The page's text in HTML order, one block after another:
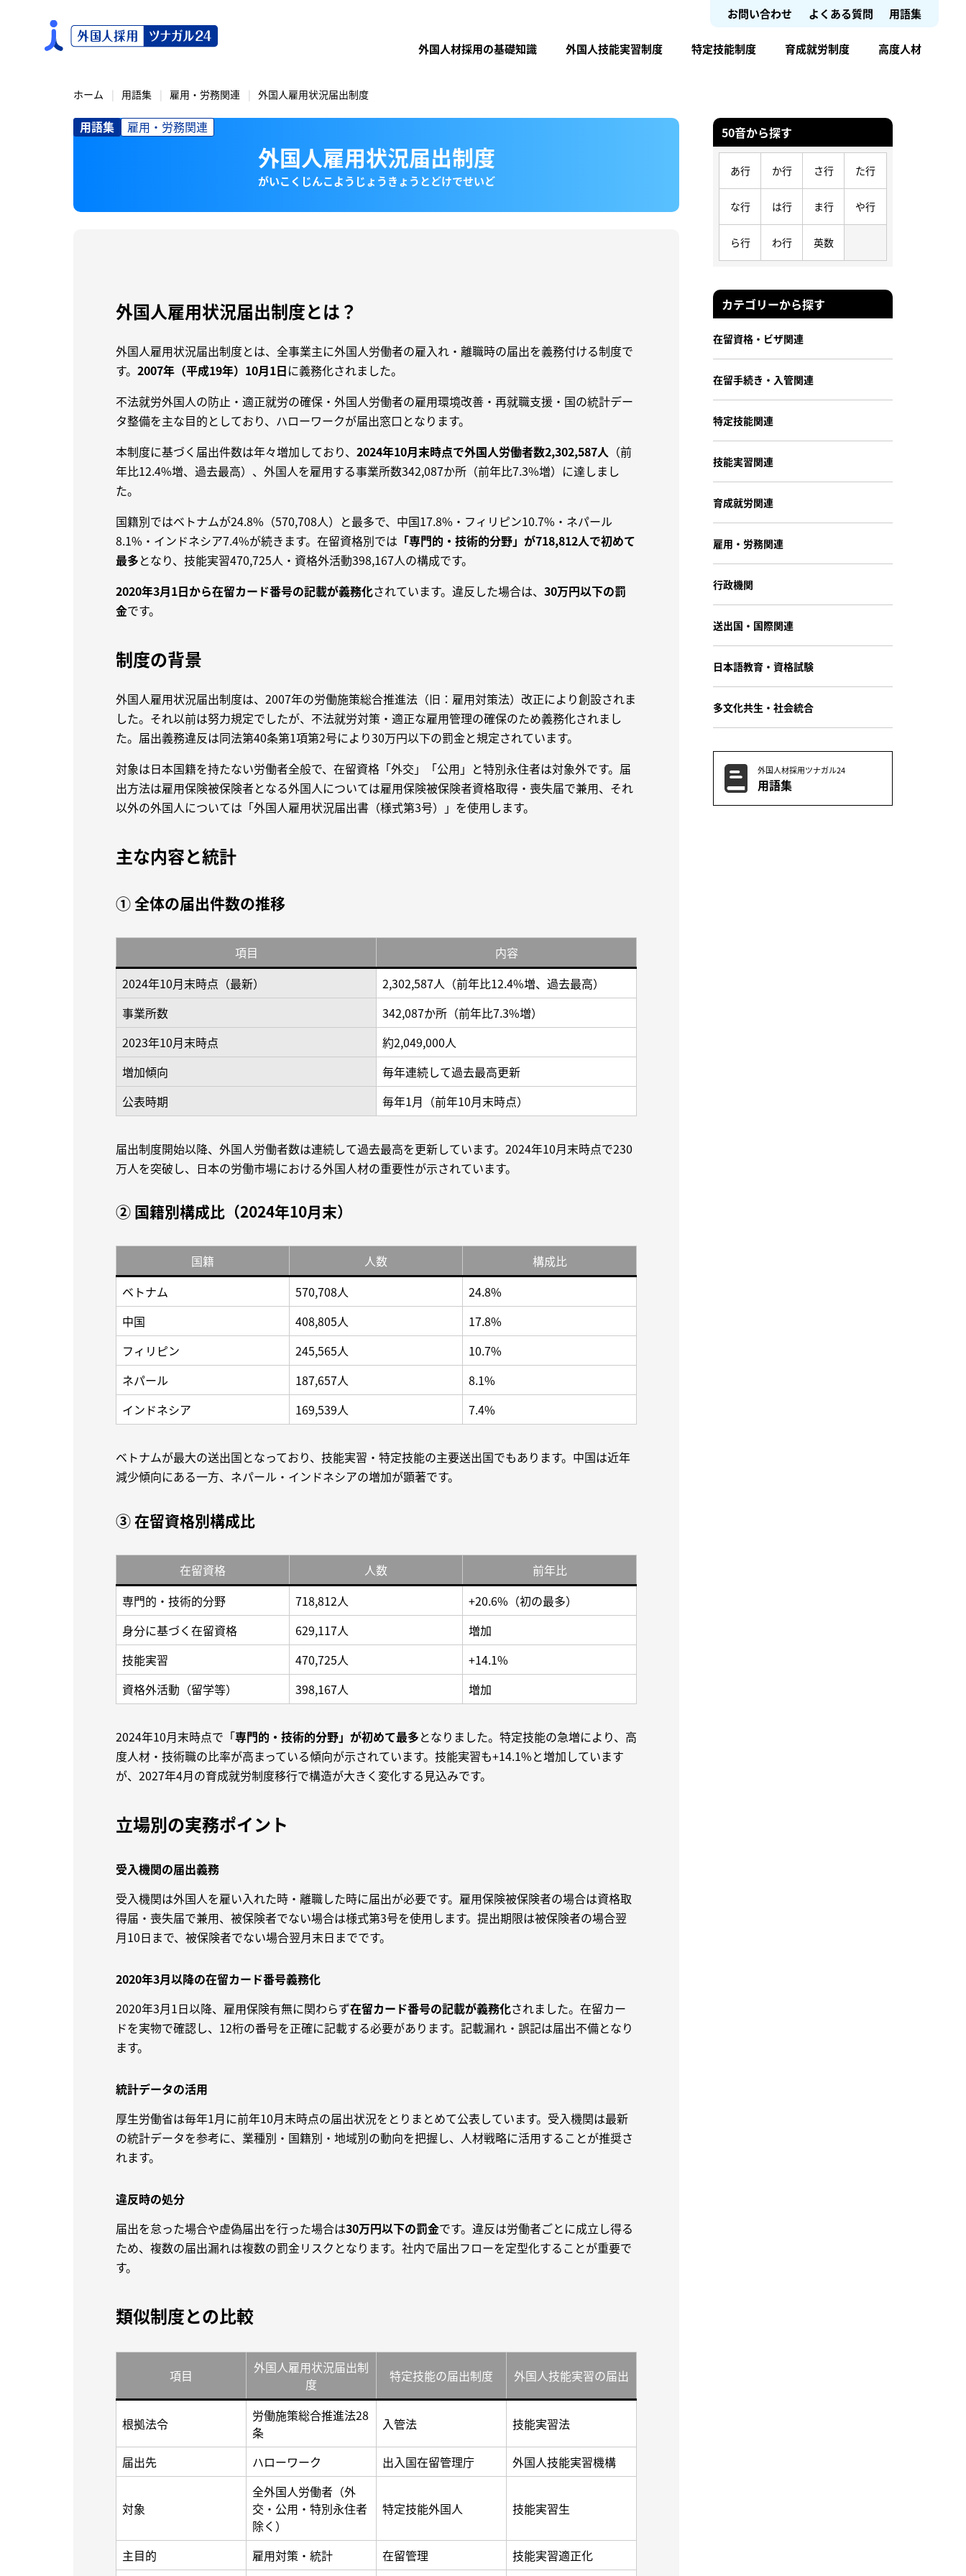
お問い合わせ よくある質問 用語集
外国人材採用の基礎知識 外国人技能実習制度 特定技能制度 育成就労制度 高度人材
ホーム 用語集 雇用・労務関連 外国人雇用状況届出制度
用語集 雇用・労務関連
外国人雇用状況届出制度
がいこくじんこようじょうきょうとどけでせいど
外国人雇用状況届出制度とは？
外国人雇用状況届出制度とは、全事業主に外国人労働者の雇入れ・離職時の届出を義務付ける制度で
す。 2007年（平成19年）10月1日に義務化されました。
不法就労外国人の防止・適正就労の確保・外国人労働者の雇用環境改善・再就職支援・国の統計デー
タ整備を主な目的としており、ハローワークが届出窓口となります。
本制度に基づく届出件数は年々増加しており、 2024年10月末時点で外国人労働者数2,302,587人 （前
年比12.4%増、過去最高）、外国人を雇用する事業所数342,087か所（前年比7.3%増）に達しまし
た。
国籍別ではベトナムが24.8%（570,708人）と最多で、中国17.8%・フィリピン10.7%・ネパール
8.1%・インドネシア7.4%が続きます。在留資格別では 「専門的・技術的分野」が718,812人で初めて
最多となり、技能実習470,725人・資格外活動398,167人の構成です。
2020年3月1日から在留カード番号の記載が義務化されています。違反した場合は、 30万円以下の罰
金です。
制度の背景
外国人雇用状況届出制度は、2007年の労働施策総合推進法（旧：雇用対策法）改正により創設されま
した。それ以前は努力規定でしたが、不法就労対策・適正な雇用管理の確保のため義務化されまし
た。届出義務違反は同法第40条第1項第2号により30万円以下の罰金と規定されています。
対象は日本国籍を持たない労働者全般で、在留資格「外交」「公用」と特別永住者は対象外です。届
出方法は雇用保険被保険者となる外国人については雇用保険被保険者資格取得・喪失届で兼用、それ
以外の外国人については「外国人雇用状況届出書（様式第3号）」を使用します。
主な内容と統計
① 全体の届出件数の推移
項目
内容
2024年10月末時点（最新）
2,302,587人（前年比12.4%増、過去最高）
事業所数
342,087か所（前年比7.3%増）
2023年10月末時点
約2,049,000人
増加傾向
毎年連続して過去最高更新
公表時期
毎年1月（前年10月末時点）
届出制度開始以降、外国人労働者数は連続して過去最高を更新しています。2024年10月末時点で230
万人を突破し、日本の労働市場における外国人材の重要性が示されています。
② 国籍別構成比（2024年10月末）
国籍 人数
構成比
ベトナム
570,708人
24.8%
中国
408,805人
17.8%
フィリピン
245,565人
10.7%
ネパール
187,657人
8.1%
インドネシア
169,539人 7.4%
ベトナムが最大の送出国となっており、技能実習・特定技能の主要送出国でもあります。中国は近年
減少傾向にある一方、ネパール・インドネシアの増加が顕著です。
③ 在留資格別構成比
在留資格 人数
前年比
専門的・技術的分野
718,812人
+20.6%（初の最多）
身分に基づく在留資格
629,117人
増加
技能実習
470,725人
+14.1%
資格外活動（留学等）
398,167人 増加
2024年10月末時点で「専門的・技術的分野」が初めて最多となりました。特定技能の急増により、高
度人材・技術職の比率が高まっている傾向が示されています。技能実習も+14.1%と増加しています
が、2027年4月の育成就労制度移行で構造が大きく変化する見込みです。
立場別の実務ポイント
受入機関の届出義務
受入機関は外国人を雇い入れた時・離職した時に届出が必要です。雇用保険被保険者の場合は資格取
得届・喪失届で兼用、被保険者でない場合は様式第3号を使用します。提出期限は被保険者の場合翌
月10日まで、被保険者でない場合翌月末日までです。
2020年3月以降の在留カード番号義務化
2020年3月1日以降、雇用保険有無に関わらず在留カード番号の記載が義務化されました。在留カー
ドを実物で確認し、12桁の番号を正確に記載する必要があります。記載漏れ・誤記は届出不備となり
ます。
統計データの活用
厚生労働省は毎年1月に前年10月末時点の届出状況をとりまとめて公表しています。受入機関は最新
の統計データを参考に、業種別・国籍別・地域別の動向を把握し、人材戦略に活用することが推奨さ
れます。
違反時の処分
届出を怠った場合や虚偽届出を行った場合は30万円以下の罰金です。違反は労働者ごとに成立し得る
ため、複数の届出漏れは複数の罰金リスクとなります。社内で届出フローを定型化することが重要で
す。
類似制度との比較
項目
外国人雇用状況届出制
度
特定技能の届出制度 外国人技能実習の届出
根拠法令
労働施策総合推進法28
条
入管法 技能実習法
届出先 ハローワーク 出入国在留管理庁 外国人技能実習機構
対象
全外国人労働者（外
交・公用・特別永住者
除く）
特定技能外国人 技能実習生
主目的 雇用対策・統計 在留管理
技能実習適正化
50音から探す
あ行 か行 さ行 た行
な行 は行 ま行 や行
ら行 わ行 英数
カテゴリーから探す
在留資格・ビザ関連
在留手続き・入管関連
特定技能関連
技能実習関連
育成就労関連
雇用・労務関連
行政機関
送出国・国際関連
日本語教育・資格試験
多文化共生・社会統合
外国人材採用ツナガル24
用語集